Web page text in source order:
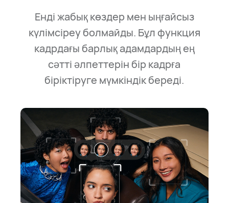
Енді жабық көздер мен ыңғайсыз
күлімсіреу болмайды. Бұл функция
кадрдағы барлық адамдардың ең
сәтті әлпеттерін бір кадрға
біріктіруге мүмкіндік береді.